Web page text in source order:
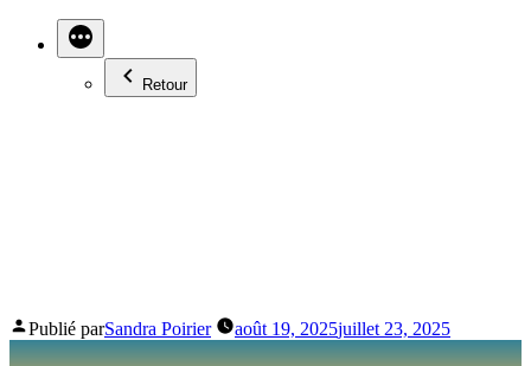
Retour
Publié parSandra Poirier août 19, 2025juillet 23, 2025